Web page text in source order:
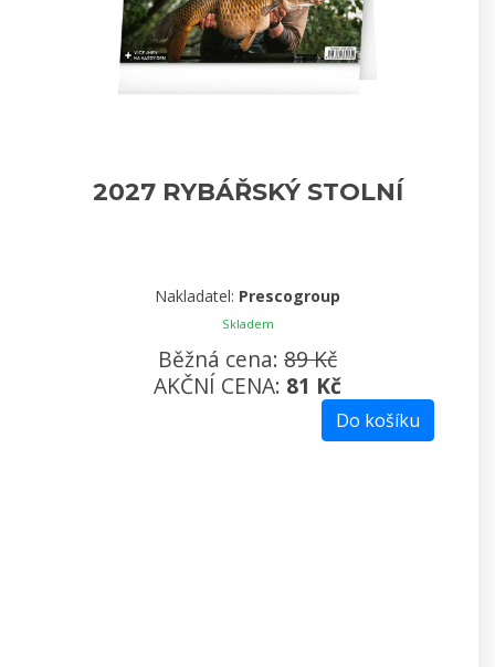
2027 RYBÁŘSKÝ STOLNÍ
Nakladatel: Prescogroup
Skladem
Běžná cena: 89 Kč
AKČNÍ CENA: 81 Kč
Do košíku